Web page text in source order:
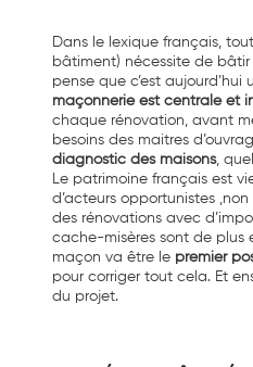
Dans le lexique français,
bâtiment) nécessite de
pense que c’est aujourd’hui
maçonnerie est centrale et
chaque rénovation, avant
besoins des maitres
diagnostic des maisons,
Le patrimoine français est
d’acteurs opportunistes
des rénovations avec
cache-misères sont de plus
maçon va être le premier
pour corriger tout cela. Et
du projet.